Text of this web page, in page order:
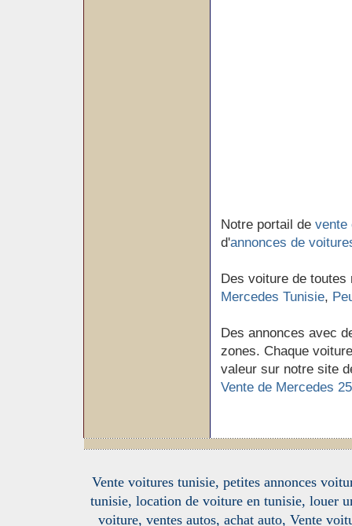
Notre portail de vente
d'annonces de
Des voiture de
Mercedes Tunisie,
Des annonces avec
zones. Chaque
valeur sur notre site
Vente de Mercedes
Vente voitures tunisie, petites annonces
tunisie, location de voiture en tunisie, louer
voiture, ventes autos, achat auto, Vente